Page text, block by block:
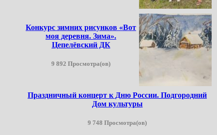
Конкурс зимних рисунков «Вот
моя деревня. Зима».
Цепелёвский ДК
9 892 Просмотра(ов)
Праздничный концерт к Дню России. Подгородний
Дом культуры
9 748 Просмотра(ов)